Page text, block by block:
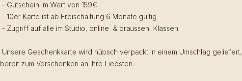
- Gutschein im Wert von 159€
- 10er Karte ist ab Freischaltung 6 Monate gültig
- Zugriff auf alle im Studio, online & draussen Klassen
Unsere Geschenkkarte wird hübsch verpackt in einem Umschlag geliefert,
bereit zum Verschenken an Ihre Liebsten.